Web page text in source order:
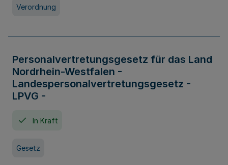
Verordnung
Personalvertretungsgesetz für das Land
Nordrhein-Westfalen -
Landespersonalvertretungsgesetz -
LPVG -
In Kraft
Gesetz